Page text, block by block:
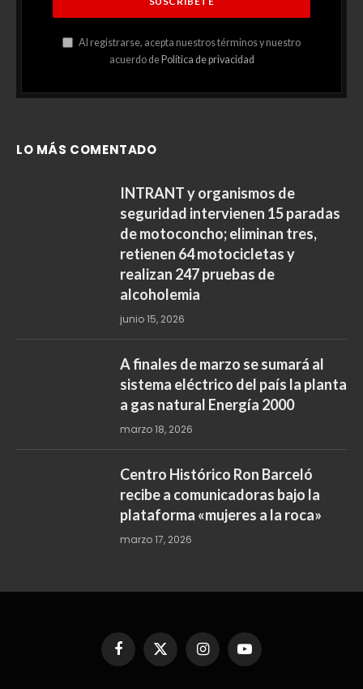
Al registrarse, acepta nuestros términos y nuestro
acuerdo de Política de privacidad
LO MÁS COMENTADO
INTRANT y organismos de
seguridad intervienen 15 paradas
de motoconcho; eliminan tres,
retienen 64 motocicletas y
realizan 247 pruebas de
alcoholemia
junio 15, 2026
A finales de marzo se sumará al
sistema eléctrico del país la planta
a gas natural Energía 2000
marzo 18, 2026
Centro Histórico Ron Barceló
recibe a comunicadoras bajo la
plataforma «mujeres a la roca»
marzo 17, 2026
FacebookX
InstagramYouTube